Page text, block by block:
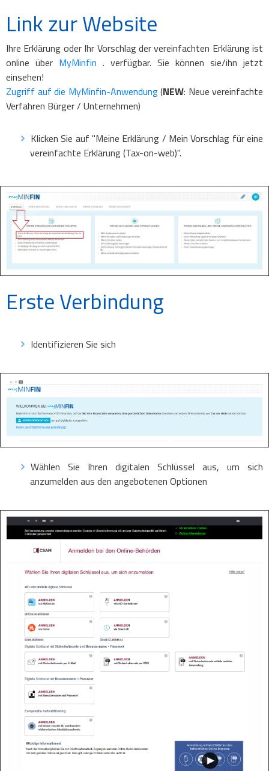
Link zur Website
Ihre Erklärung oder Ihr Vorschlag der vereinfachten Erklärung ist
online über MyMinfin . verfügbar. Sie können sie/ihn jetzt
einsehen!
Zugriff auf die MyMinfin-Anwendung(NEW: Neue vereinfachte
Verfahren Bürger / Unternehmen)
Klicken Sie auf "Meine Erklärung / Mein Vorschlag für eine
vereinfachte Erklärung (Tax-on-web)".
Erste Verbindung
Identifizieren Sie sich
Wählen Sie Ihren digitalen Schlüssel aus, um sich
anzumelden aus den angebotenen Optionen